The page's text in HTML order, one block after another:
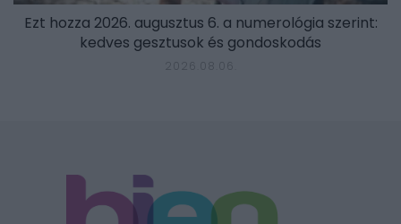
Ezt hozza 2026. augusztus 6. a numerológia szerint:
kedves gesztusok és gondoskodás